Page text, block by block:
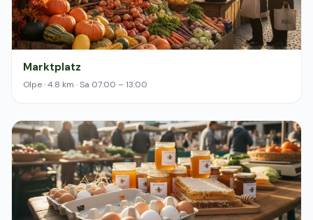
Marktplatz
Olpe · 4.8 km · Sa 07:00 – 13:00